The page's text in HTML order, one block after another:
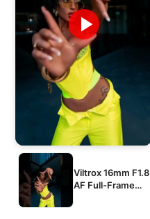
Viltrox 16mm F1.8
AF Full-Frame